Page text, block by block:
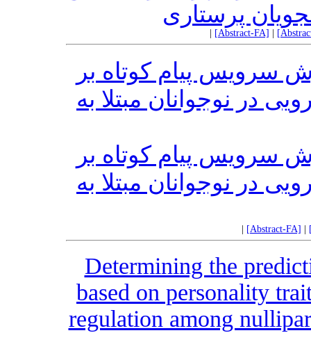
پرستاری
[Abstract-FA]
سرویس پیام کوتاه بر
در نوجوانان مبتلا به
سرویس پیام کوتاه بر
در نوجوانان مبتلا به
[Abstract-FA]
Determining the
based on personality
regulation among